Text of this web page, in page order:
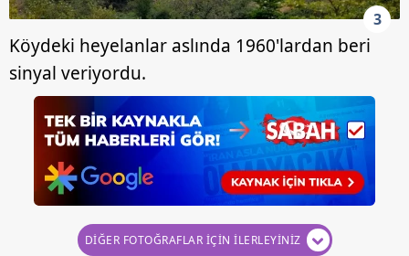
3
Köydeki heyelanlar aslında 1960'lardan beri
sinyal veriyordu.
DİĞER FOTOĞRAFLAR İÇİN İLERLEYİNİZ